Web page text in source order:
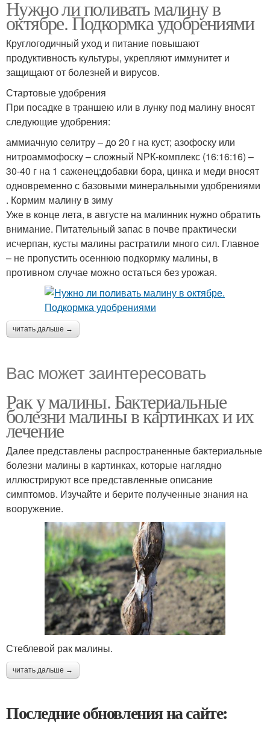
Нужно ли поливать малину в
октябре. Подкормка удобрениями
Круглогодичный уход и питание повышают
продуктивность культуры, укрепляют иммунитет и
защищают от болезней и вирусов.
Стартовые удобрения
При посадке в траншею или в лунку под малину вносят
следующие удобрения:
аммиачную селитру – до 20 г на куст; азофоску или
нитроаммофоску – сложный NРК-комплекс (16:16:16) –
30-40 г на 1 саженец;добавки бора, цинка и меди вносят
одновременно с базовыми минеральными удобрениями
. Кормим малину в зиму
Уже в конце лета, в августе на малинник нужно обратить
внимание. Питательный запас в почве практически
исчерпан, кусты малины растратили много сил. Главное
– не пропустить осеннюю подкормку малины, в
противном случае можно остаться без урожая.
читать дальше →
Вас может заинтересовать
Рак у малины. Бактериальные
болезни малины в картинках и их
лечение
Далее представлены распространенные бактериальные
болезни малины в картинках, которые наглядно
иллюстрируют все представленные описание
симптомов. Изучайте и берите полученные знания на
вооружение.
Стеблевой рак малины.
читать дальше →
Последние обновления на сайте: